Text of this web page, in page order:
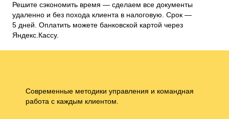
Решите сэкономить время — сделаем все документы
удаленно и без похода клиента в налоговую. Срок —
5 дней. Оплатить можете банковской картой через
Яндекс.Кассу.
Современные методики управления и командная
работа с каждым клиентом.